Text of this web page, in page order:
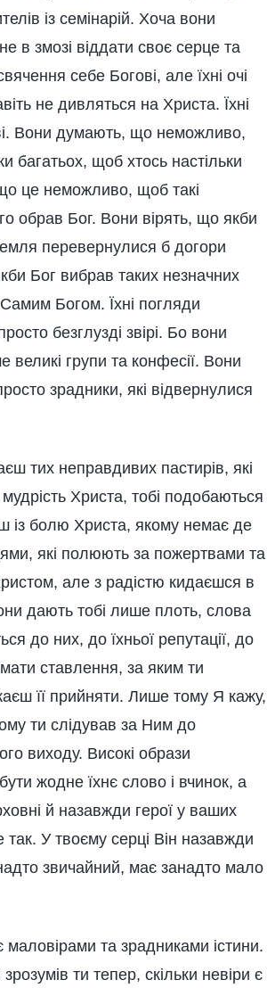
із семінарій. Хоча вони
в змозі віддати своє серце та
себе Богові, але їхні очі
не дивляться на Христа. Їхні
Вони думають, що неможливо,
багатьох, щоб хтось настільки
це неможливо, щоб такі
обрав Бог. Вони вірять, що якби
перевернулися б догори
Бог вибрав таких незначних
Богом. Їхні погляди
безглузді звірі. Бо вони
групи та конфесії. Вони
зрадники, які відвернулися
тих неправдивих пастирів, які
Христа, тобі подобаються
із болю Христа, якому немає де
які полюють за пожертвами та
але з радістю кидаєшся в
дають тобі лише плоть, слова
до них, до їхньої репутації, до
ставлення, за яким ти
її прийняти. Лише тому Я кажу,
ти слідував за Ним до
виходу. Високі образи
жодне їхнє слово і вчинок, а
й назавжди герої у ваших
У твоєму серці Він назавжди
звичайний, має занадто мало
маловірами та зрадниками істини.
ти тепер, скільки невіри є